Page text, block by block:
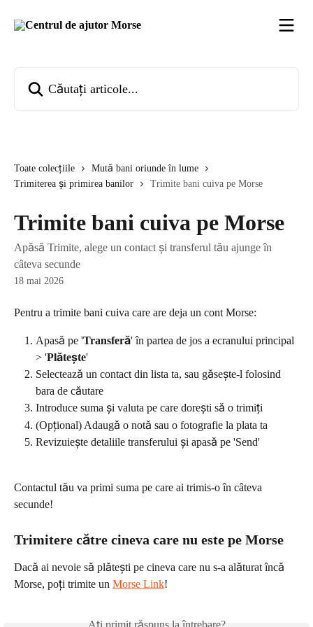
Toate colecțiile
Mută bani oriunde în lume
Trimiterea și primirea banilor
Trimite bani cuiva pe Morse
Trimite bani cuiva pe Morse
Apăsă Trimite, alege un contact și transferul tău ajunge în
câteva secunde
18 mai 2026
Pentru a trimite bani cuiva care are deja un cont Morse:
Apasă pe 'Transferă' în partea de jos a ecranului principal
> 'Plătește'
Selectează un contact din lista ta, sau găsește-l folosind
bara de căutare
Introduce suma și valuta pe care dorești să o trimiți
(Opțional) Adaugă o notă sau o fotografie la plata ta
Revizuiește detaliile transferului și apasă pe 'Send'
Contactul tău va primi suma pe care ai trimis-o în câteva
secunde!
Trimitere către cineva care nu este pe Morse
Dacă ai nevoie să plătești pe cineva care nu s-a alăturat încă
Morse, poți trimite un Morse Link!
Ați primit răspuns la întrebare?